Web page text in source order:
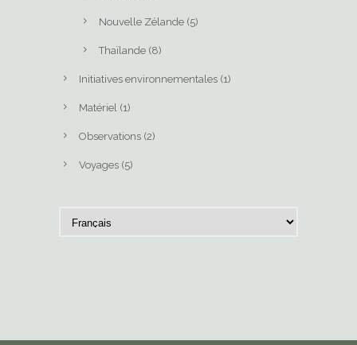
Nouvelle Zélande (5)
Thaïlande (8)
Initiatives environnementales (1)
Matériel (1)
Observations (2)
Voyages (5)